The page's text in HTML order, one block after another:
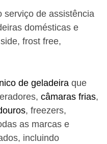
serviço de assistência
domésticas e
frost free,
de geladeira que
câmaras frias,
, freezers,
as marcas e
incluindo